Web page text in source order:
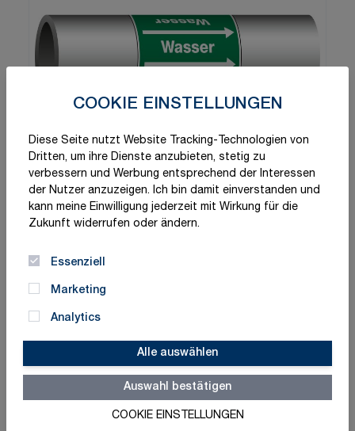
COOKIE EINSTELLUNGEN
Diese Seite nutzt Website Tracking-Technologien von
Dritten, um ihre Dienste anzubieten, stetig zu
verbessern und Werbung entsprechend der Interessen
der Nutzer anzuzeigen. Ich bin damit einverstanden und
kann meine Einwilligung jederzeit mit Wirkung für die
Zukunft widerrufen oder ändern.
Essenziell
Marketing
Analytics
Alle auswählen
Auswahl bestätigen
COOKIE EINSTELLUNGEN
Schnelle Lieferung
Made in Germany
ISO-zertifizierte Qualität
Produktvariation wählen